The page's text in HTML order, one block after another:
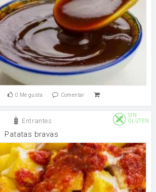
0 Me gusta Comentar
Entrantes
SIN
GLUTEN
Patatas bravas